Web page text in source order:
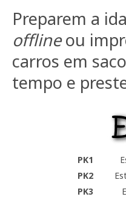
Preparem a
offlineou
carros em
tempo e
PK1
PK2
PK3